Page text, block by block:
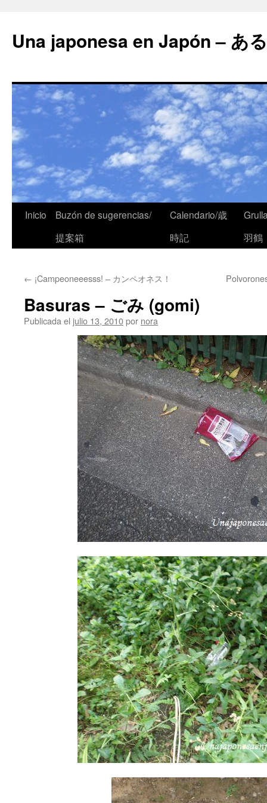
Una japonesa en Japón – あ
Inicio
Buzón de sugerencias/
提案箱
Calendario/歳
時記
羽鶴
← ¡Campeoneeesss! – カンペオネス！
Basuras – ごみ (gomi)
Publicada el julio 13, 2010por nora